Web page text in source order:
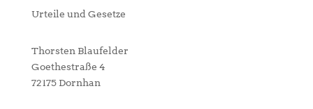
Urteile und Gesetze
Thorsten Blaufelder
Goethestraße 4
72175 Dornhan